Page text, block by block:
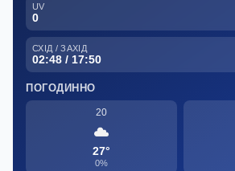
UV
0
СХІД / ЗАХІД
02:48 / 17:50
ПОГОДИННО
20
27°
0%